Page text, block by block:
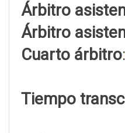
Árbitro
Árbitro
Cuarto árbitro:
Tiempo